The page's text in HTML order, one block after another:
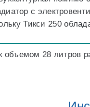
с
Тикси 250
объемом 28 литров